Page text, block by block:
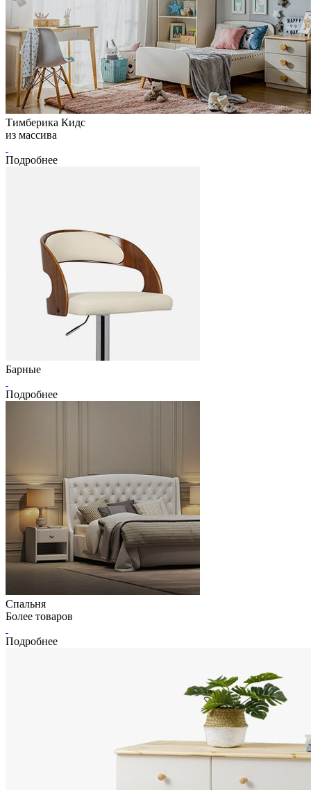
Тимберика Кидс
из массива
Подробнее
Барные
Подробнее
Спальня
Более товаров
Подробнее